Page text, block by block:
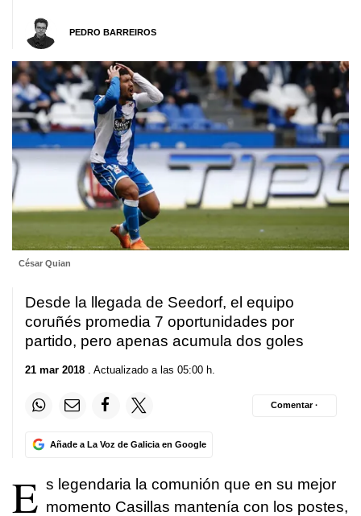
PEDRO BARREIROS
César Quian
Desde la llegada de Seedorf, el equipo
coruñés promedia 7 oportunidades por
partido, pero apenas acumula dos goles
21 mar 2018 . Actualizado a las 05:00 h.
Añade a La Voz de Galicia en Google
Comentar ·
E s legendaria la comunión que en su mejor
momento Casillas mantenía con los postes,